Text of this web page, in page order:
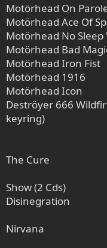
Motörhead On
Motörhead Ace Of
Motörhead No
Motörhead Bad
Motörhead Iron Fist
Motörhead 1916
Motörhead Icon
Deströyer 666
keyring)
The Cure
Show (2 Cds)
Disinegration
Nirvana